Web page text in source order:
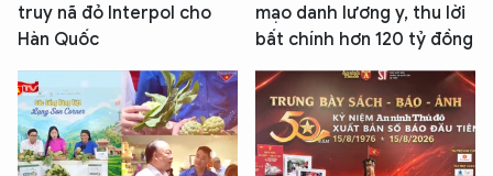
truy nã đỏ Interpol cho
Hàn Quốc
mạo danh lương y, thu lời
bất chính hơn 120 tỷ đồng